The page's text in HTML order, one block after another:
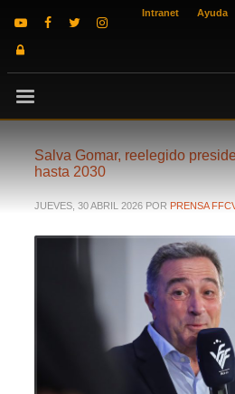
Intranet Ayuda
Salva Gomar, reelegido
hasta 2030
JUEVES, 30 ABRIL 2026 POR PRENSA